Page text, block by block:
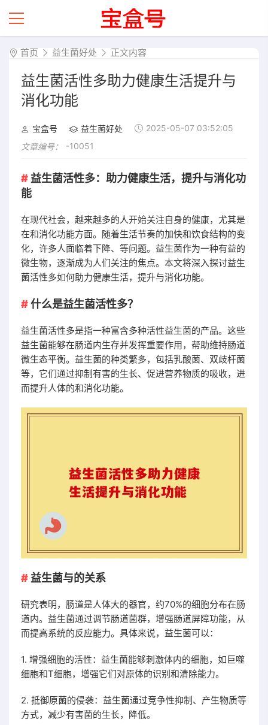
首页 益生菌好处 正文内容
益生菌活性多助力健康生活提升与
消化功能
宝盒号 益生菌好处
2025-05-07 03:52:05
文章编号：
-10051
益生菌活性多：助力健康生活，提升与消化功
能
在现代社会，越来越多的人开始关注自身的健康，尤其是
在和消化功能方面。随着生活节奏的加快和饮食结构的变
化，许多人面临着下降、等问题。益生菌作为一种有益的
微生物，逐渐成为人们关注的焦点。本文将深入探讨益生
菌活性多如何助力健康生活，提升与消化功能。
什么是益生菌活性多？
益生菌活性多是指一种富含多种活性益生菌的产品。这些
益生菌能够在肠道内生存并发挥重要作用，帮助维持肠道
微生态平衡。益生菌的种类繁多，包括乳酸菌、双歧杆菌
等，它们通过抑制有害的生长、促进营养物质的吸收，进
而提升人体的和消化功能。
益生菌与的关系
研究表明，肠道是人体大的器官，约70%的细胞分布在肠
道内。益生菌通过调节肠道菌群，增强肠道屏障功能，从
而提高系统的反应能力。具体来说，益生菌可以：
1. 增强细胞的活性：益生菌能够刺激体内的细胞，如巨噬
细胞和T细胞，增强它们对原体的识别和清除能力。
2. 抵御原菌的侵袭：益生菌通过竞争性抑制、产生物质等
方式，减少有害菌的生长，降低。